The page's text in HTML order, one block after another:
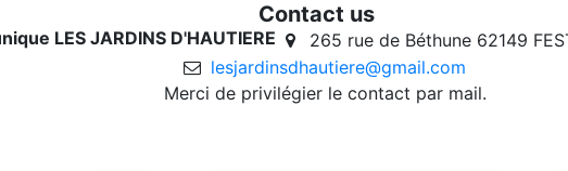
Contact us
LES JARDINS D'HAUTIERE 265 rue de Béthune 62149
lesjardinsdhautiere@gmail.com
Merci de privilégier le contact par mail.